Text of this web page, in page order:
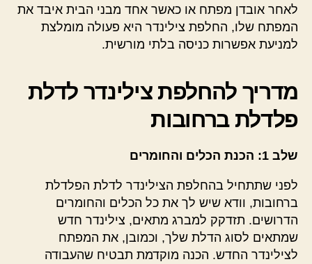
לאחר אובדן מפתח או כאשר אחד מבני הבית איבד את
המפתח שלו, החלפת צילינדר היא פעולה מומלצת
למניעת אפשרות כניסה בלתי מורשית.
מדריך להחלפת צילינדר לדלת
פלדלת ברחובות
שלב 1: הכנת הכלים והחומרים
לפני שתתחיל בהחלפת הצילינדר לדלת הפלדלת
ברחובות, וודא שיש לך את כל הכלים והחומרים
הדרושים. תזדקק למברג מתאים, צילינדר חדש
שמתאים לסוג הדלת שלך, וכמובן, את המפתח
לצילינדר החדש. הכנה מוקדמת תבטיח שהעבודה